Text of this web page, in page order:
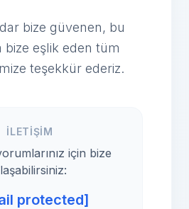
bize güvenen, bu
eşlik eden tüm
teşekkür ederiz.
İLETIŞIM
için bize
protected]